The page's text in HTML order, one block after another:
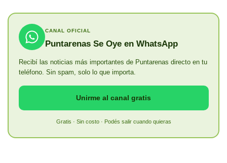
CANAL OFICIAL
Puntarenas Se Oye en WhatsApp
Recibí las noticias más importantes de Puntarenas directo en tu
teléfono. Sin spam, solo lo que importa.
Unirme al canal gratis
Gratis · Sin costo · Podés salir cuando quieras